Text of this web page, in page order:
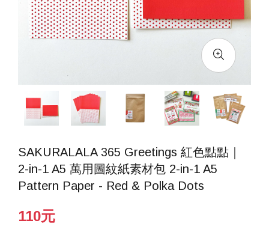
SAKURALALA 365 Greetings 紅色點點｜
2-in-1 A5 萬用圖紋紙素材包 2-in-1 A5
Pattern Paper - Red & Polka Dots
110元